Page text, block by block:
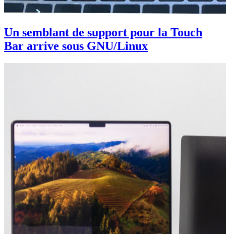
Un semblant de support pour la Touch
Bar arrive sous GNU/Linux